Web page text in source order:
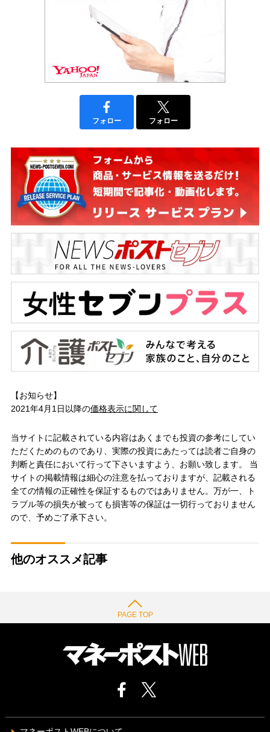
フォロー フォロー
【お知らせ】
2021年4月1日以降の価格表示に関して
当サイトに記載されている内容はあくまでも投資の参考にしてい
ただくためのものであり、実際の投資にあたっては読者ご自身の
判断と責任において行って下さいますよう、お願い致します。 当
サイトの掲載情報は細心の注意を払っておりますが、記載される
全ての情報の正確性を保証するものではありません。万が一、ト
ラブル等の損失が被っても損害等の保証は一切行っておりません
ので、予めご了承下さい。
他のオススメ記事
PAGE TOP